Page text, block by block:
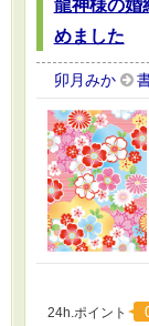
龍神様の婚
めました
卯月みか
24h.ポイント